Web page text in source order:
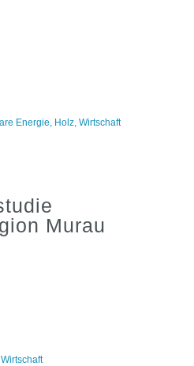
Energie, Holz,Wirtschaft
Murau
Wirtschaft